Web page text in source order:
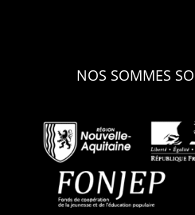
NOS SOMMES